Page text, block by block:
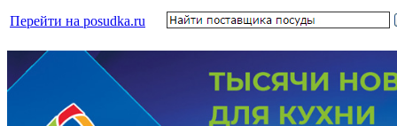
Перейти на posudka.ru